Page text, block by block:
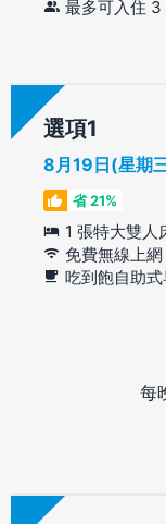
最多可入住 3
選項
8月19日(星期
省 21%
1 張特大雙人
免費無線上網
吃到飽自助式
每